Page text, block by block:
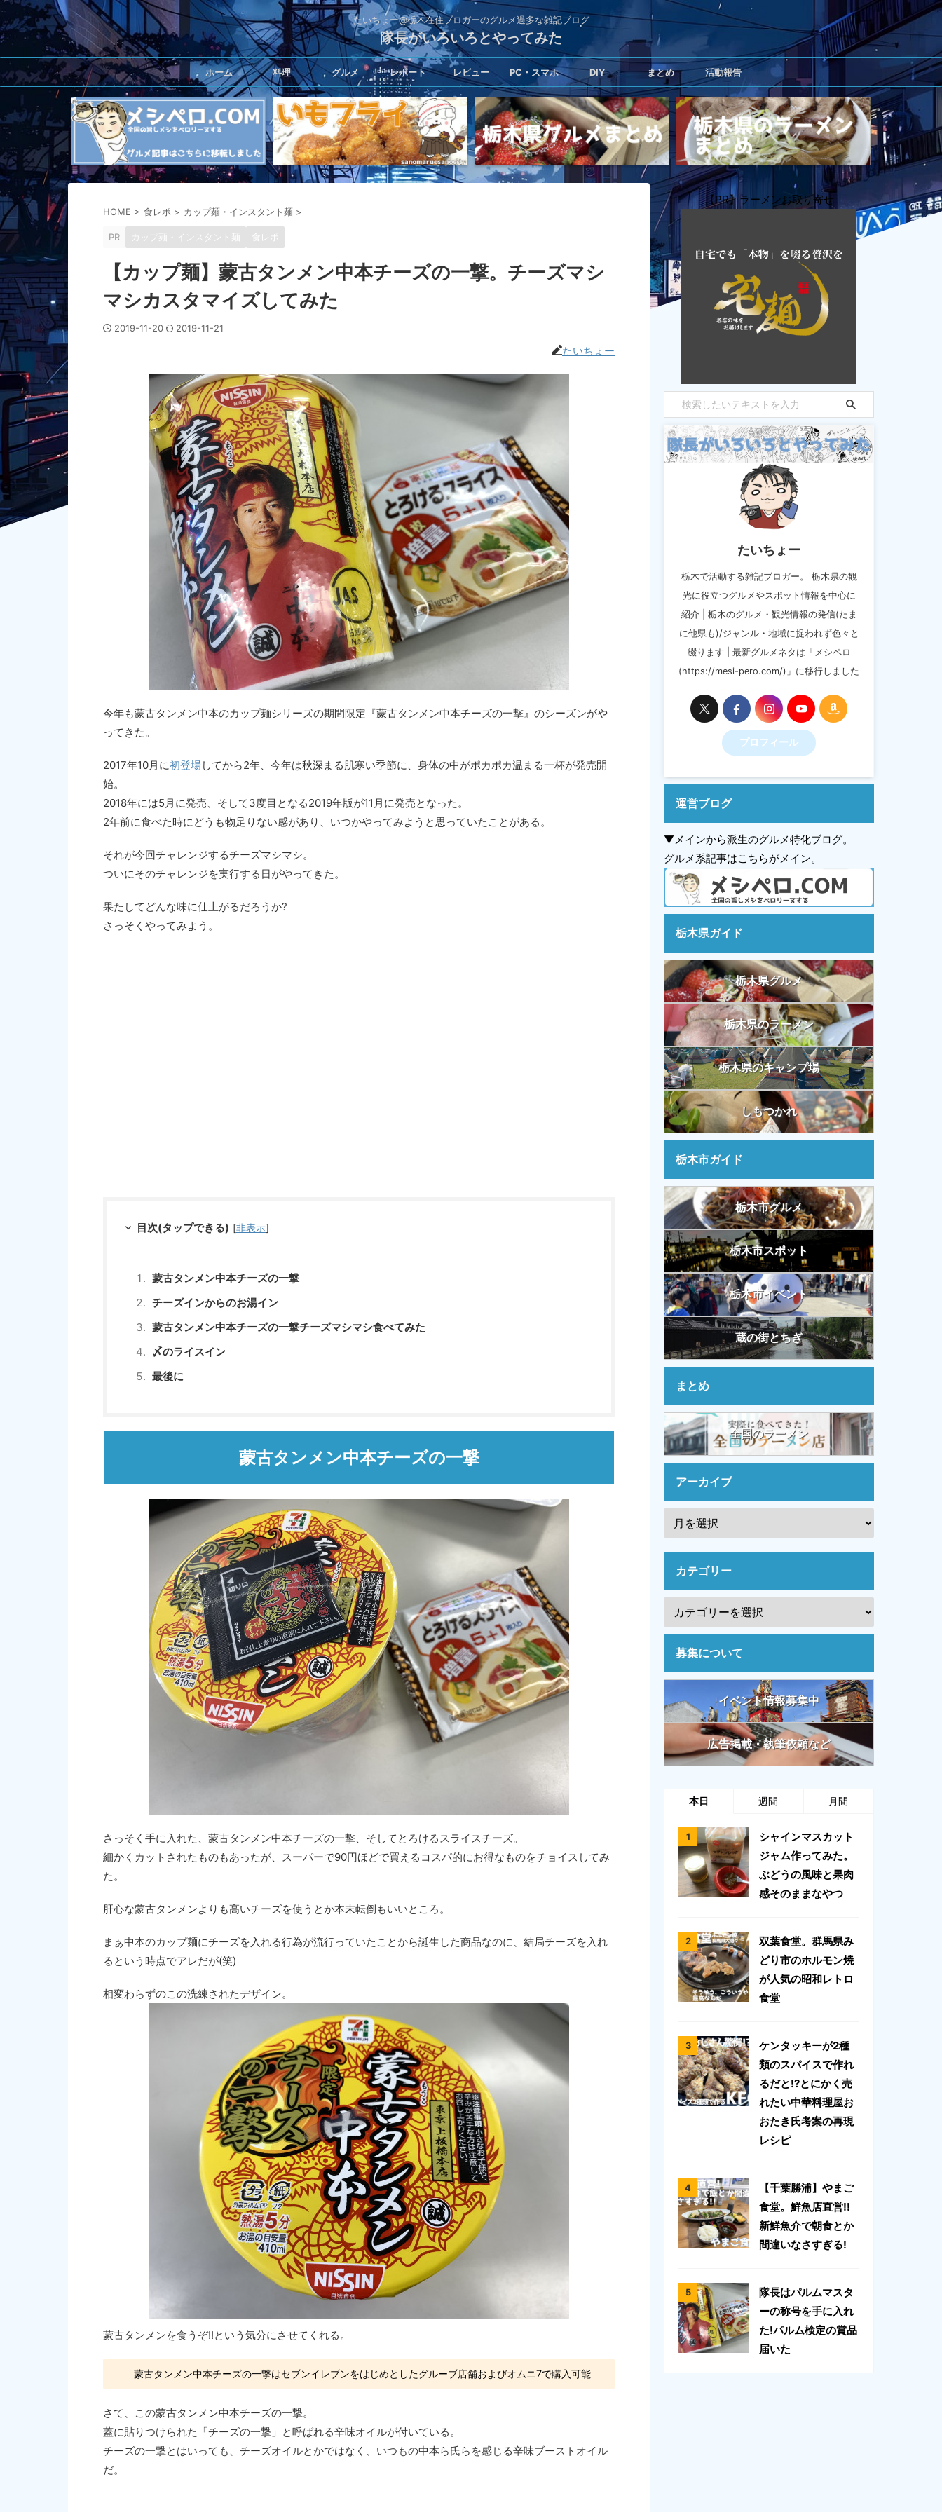
たいちょー@栃木在住ブロガーのグルメ過多な雑記ブログ
隊長がいろいろとやってみた
ホーム 料理 グルメ レポート レビュー PC・スマホ DIY まとめ 活動報告
HOME > 食レポ > カップ麺・インスタント麺 >
PR カップ麺・インスタント麺 食レポ
【カップ麺】蒙古タンメン中本チーズの一撃。チーズマシ
マシカスタマイズしてみた
2019-11-20 2019-11-21
たいちょー
今年も蒙古タンメン中本のカップ麺シリーズの期間限定『蒙古タンメン中本チーズの一撃』のシーズンがや
ってきた。
2017年10月に初登場してから2年、今年は秋深まる肌寒い季節に、身体の中がポカポカ温まる一杯が発売開
始。
2018年には5月に発売、そして3度目となる2019年版が11月に発売となった。
2年前に食べた時にどうも物足りない感があり、いつかやってみようと思っていたことがある。
それが今回チャレンジするチーズマシマシ。
ついにそのチャレンジを実行する日がやってきた。
果たしてどんな味に仕上がるだろうか?
さっそくやってみよう。
目次(タップできる) [非表示]
蒙古タンメン中本チーズの一撃
チーズインからのお湯イン
蒙古タンメン中本チーズの一撃チーズマシマシ食べてみた
〆のライスイン
最後に
蒙古タンメン中本チーズの一撃
さっそく手に入れた、蒙古タンメン中本チーズの一撃、そしてとろけるスライスチーズ。
細かくカットされたものもあったが、スーパーで90円ほどで買えるコスパ的にお得なものをチョイスしてみ
た。
肝心な蒙古タンメンよりも高いチーズを使うとか本末転倒もいいところ。
まぁ中本のカップ麺にチーズを入れる行為が流行っていたことから誕生した商品なのに、結局チーズを入れ
るという時点でアレだが(笑)
相変わらずのこの洗練されたデザイン。
蒙古タンメンを食うぞ!!という気分にさせてくれる。
蒙古タンメン中本チーズの一撃はセブンイレブンをはじめとしたグルーブ店舗およびオムニ7で購入可能
さて、この蒙古タンメン中本チーズの一撃。
蓋に貼りつけられた「チーズの一撃」と呼ばれる辛味オイルが付いている。
チーズの一撃とはいっても、チーズオイルとかではなく、いつもの中本ら氏らを感じる辛味ブーストオイル
だ。
【PR】ラーメンお取り寄せ
たいちょー
栃木で活動する雑記ブロガー。 栃木県の観
光に役立つグルメやスポット情報を中心に
紹介 | 栃木のグルメ・観光情報の発信(たま
に他県も)/ジャンル・地域に捉われず色々と
綴ります | 最新グルメネタは「メシペロ
(https://mesi-pero.com/)」に移行しました
プロフィール
運営ブログ
▼メインから派生のグルメ特化ブログ。
グルメ系記事はこちらがメイン。
栃木県ガイド
栃木県グルメ
栃木県のラーメン
栃木県のキャンプ場
しもつかれ
栃木市ガイド
栃木市グルメ
栃木市スポット
栃木市イベント
蔵の街とちぎ
まとめ
全国のラーメン
アーカイブ
カテゴリー
募集について
イベント情報募集中
広告掲載・執筆依頼など
本日 週間 月間
シャインマスカット
ジャム作ってみた。
ぶどうの風味と果肉
感そのままなやつ
双葉食堂。群馬県み
どり市のホルモン焼
が人気の昭和レトロ
食堂
ケンタッキーが2種
類のスパイスで作れ
るだと!?とにかく売
れたい中華料理屋お
おたき氏考案の再現
レシピ
【千葉勝浦】やまご
食堂。鮮魚店直営!!
新鮮魚介で朝食とか
間違いなさすぎる!
隊長はパルムマスタ
ーの称号を手に入れ
た!パルム検定の賞品
届いた